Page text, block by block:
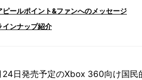
ピールポイント&ファンへのメッセージ
インナップ紹介
24日発売予定のXbox 360向け国